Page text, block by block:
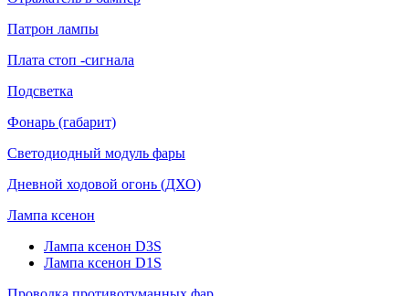
Патрон лампы
Плата стоп -сигнала
Подсветка
Фонарь (габарит)
Светодиодный модуль фары
Дневной ходовой огонь (ДХО)
Лампа ксенон
Лампа ксенон D3S
Лампа ксенон D1S